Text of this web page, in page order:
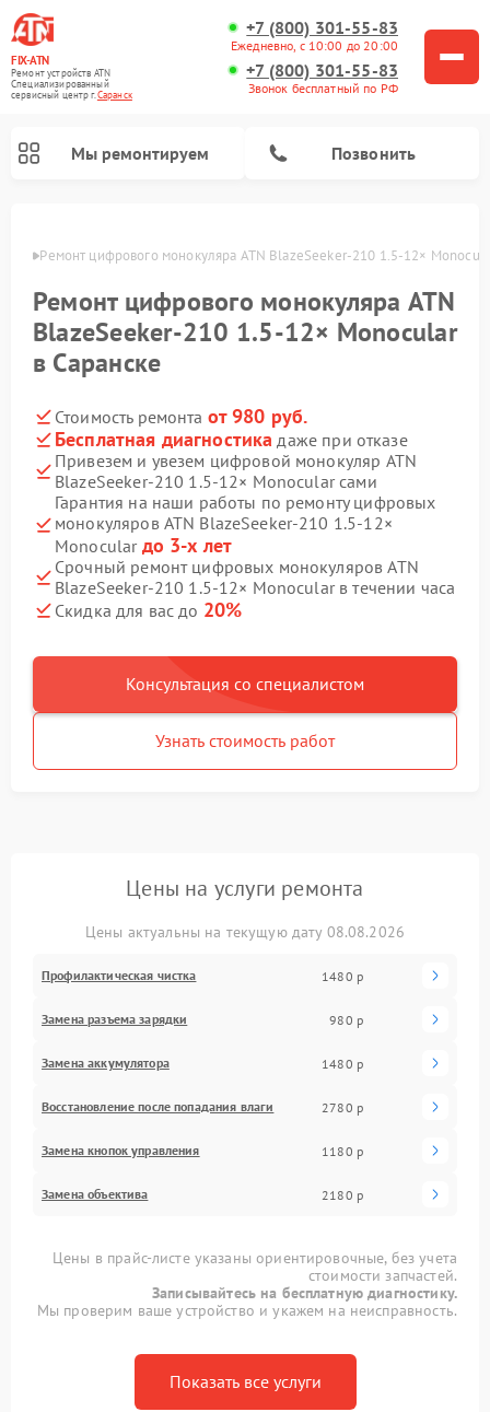
FIX-ATN
Ремонт устройств ATN
Специализированный
cервисный центр г.Саранск
+7 (800) 301-55-83
Ежедневно, с 10:00 до 20:00
+7 (800) 301-55-83
Звонок бесплатный по РФ
Мы ремонтируем Позвонить
Ремонт цифрового монокуляра ATN BlazeSeeker‑210 1.5‑12×
Ремонт цифрового монокуляра ATN
BlazeSeeker‑210 1.5‑12× Monocular
в Саранске
Стоимость ремонта от 980 руб.
Бесплатная диагностика даже при отказе
Привезем и увезем цифровой монокуляр ATN
BlazeSeeker‑210 1.5‑12× Monocular сами
Гарантия на наши работы по ремонту цифровых
монокуляров ATN BlazeSeeker‑210 1.5‑12×
Monocular до 3-х лет
Срочный ремонт цифровых монокуляров ATN
BlazeSeeker‑210 1.5‑12× Monocular в течении часа
Скидка для вас до 20%
Консультация со специалистом
Узнать стоимость работ
Цены на услуги ремонта
Цены актуальны на текущую дату 08.08.2026
Профилактическая чистка 1480 р
Замена разъема зарядки 980 р
Замена аккумулятора 1480 р
Восстановление после попадания влаги 2780 р
Замена кнопок управления 1180 р
Замена объектива 2180 р
Цены в прайс-листе указаны ориентировочные, без учета
стоимости запчастей.
Записывайтесь на бесплатную диагностику.
Мы проверим ваше устройство и укажем на неисправность.
Показать все услуги